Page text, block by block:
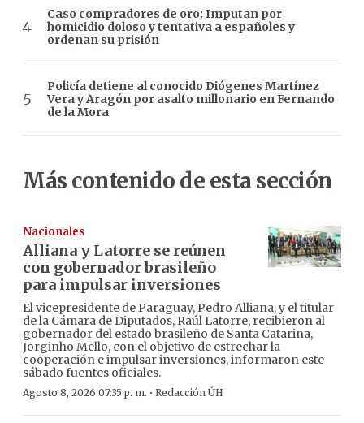
Caso compradores de oro: Imputan por
homicidio doloso y tentativa a españoles y
ordenan su prisión
Policía detiene al conocido Diógenes Martínez
Vera y Aragón por asalto millonario en Fernando
de la Mora
Más contenido de esta sección
Nacionales
Alliana y Latorre se reúnen
con gobernador brasileño
para impulsar inversiones
El vicepresidente de Paraguay, Pedro Alliana, y el titular
de la Cámara de Diputados, Raúl Latorre, recibieron al
gobernador del estado brasileño de Santa Catarina,
Jorginho Mello, con el objetivo de estrechar la
cooperación e impulsar inversiones, informaron este
sábado fuentes oficiales.
Agosto 8, 2026 07:35 p. m. · Redacción ÚH